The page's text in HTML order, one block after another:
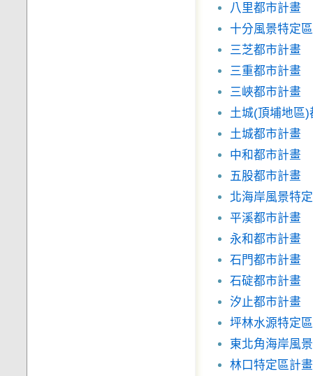
八里都市計畫
十分風景特定
三芝都市計畫
三重都市計畫
三峽都市計畫
土城(頂埔地區)
土城都市計畫
中和都市計畫
五股都市計畫
北海岸風景特
平溪都市計畫
永和都市計畫
石門都市計畫
石碇都市計畫
汐止都市計畫
坪林水源特定
東北角海岸風
林口特定區計畫